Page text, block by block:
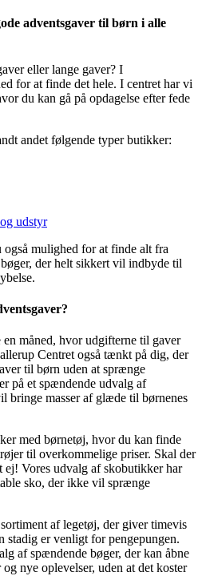
adventsgaver til børn i alle
eller lange gaver? I
for at finde det hele. I centret har vi
du kan gå på opdagelse efter fede
andet følgende typer butikker:
udstyr
mulighed for at finde alt fra
der helt sikkert vil indbyde til
måned, hvor udgifterne til gaver
Centret også tænkt på dig, der
til børn uden at sprænge
på et spændende udvalg af
bringe masser af glæde til børnenes
med børnetøj, hvor du kan finde
til overkommelige priser. Skal der
Vores udvalg af skobutikker har
sko, der ikke vil sprænge
af legetøj, der giver timevis
stadig er venligt for pengepungen.
af spændende bøger, der kan åbne
nye oplevelser, uden at det koster